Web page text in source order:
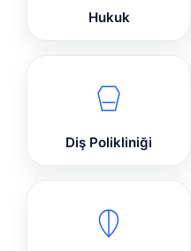
Hukuk
Diş Polikliniği